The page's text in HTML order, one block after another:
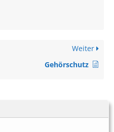
Weiter
Gehörschutz